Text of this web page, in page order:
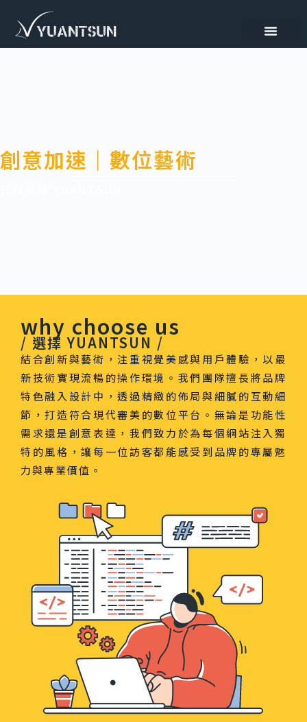
創意加速｜數位藝術
why choose us
/ 選擇 YUANTSUN /
結合創新與藝術，注重視覺美感與用戶體驗，以最
新技術實現流暢的操作環境。我們團隊擅長將品牌
特色融入設計中，透過精緻的佈局與細膩的互動細
節，打造符合現代審美的數位平台。無論是功能性
需求還是創意表達，我們致力於為每個網站注入獨
特的風格，讓每一位訪客都能感受到品牌的專屬魅
力與專業價值。